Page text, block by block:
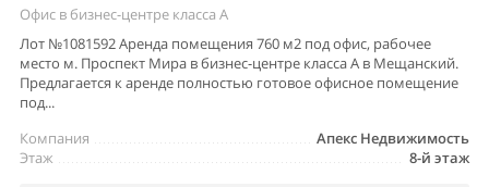
Офис в бизнес-центре класса A
Лот №1081592 Аренда помещения 760 м2 под офис, рабочее
место м. Проспект Мира в бизнес-центре класса А в Мещанский.
Предлагается к аренде полностью готовое офисное помещение
под...
Апекс Недвижимость
Компания
8-й этаж
Этаж